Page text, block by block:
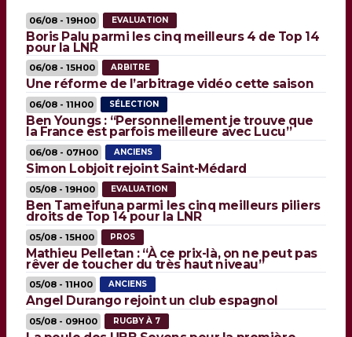
06/08 - 19H00 EVALUATION
Boris Palu parmi les cinq meilleurs 4 de Top 14
pour la LNR
06/08 - 15H00 ARBITRE
Une réforme de l’arbitrage vidéo cette saison
06/08 - 11H00 SÉLECTION
Ben Youngs : “Personnellement je trouve que
la France est parfois meilleure avec Lucu”
06/08 - 07H00 ANCIENS
Simon Lobjoit rejoint Saint-Médard
05/08 - 19H00 EVALUATION
Ben Tameifuna parmi les cinq meilleurs piliers
droits de Top 14 pour la LNR
05/08 - 15H00 PROS
Mathieu Pelletan : “À ce prix-là, on ne peut pas
rêver de toucher du très haut niveau”
05/08 - 11H00 ANCIENS
Angel Durango rejoint un club espagnol
05/08 - 09H00 RUGBY À 7